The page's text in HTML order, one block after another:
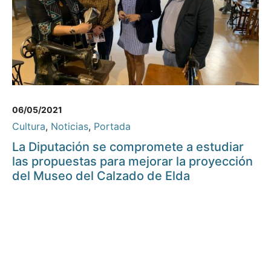
06/05/2021
Cultura, Noticias, Portada
La Diputación se compromete a estudiar
las propuestas para mejorar la proyección
del Museo del Calzado de Elda